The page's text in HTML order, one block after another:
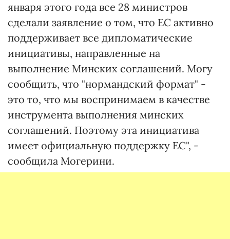
января этого года все 28 министров
сделали заявление о том, что ЕС активно
поддерживает все дипломатические
инициативы, направленные на
выполнение Минских соглашений. Могу
сообщить, что "нормандский формат" -
это то, что мы воспринимаем в качестве
инструмента выполнения минских
соглашений. Поэтому эта инициатива
имеет официальную поддержку ЕС", -
сообщила Могерини.